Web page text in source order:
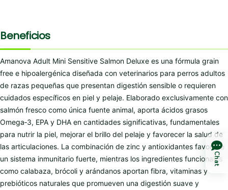
Beneficios
Amanova Adult Mini Sensitive Salmon Deluxe es una fórmula grain
free e hipoalergénica diseñada con veterinarios para perros adultos
de razas pequeñas que presentan digestión sensible o requieren
cuidados específicos en piel y pelaje. Elaborado exclusivamente con
salmón fresco como única fuente animal, aporta ácidos grasos
Omega‑3, EPA y DHA en cantidades significativas, fundamentales
para nutrir la piel, mejorar el brillo del pelaje y favorecer la salud de
las articulaciones. La combinación de zinc y antioxidantes favorece
un sistema inmunitario fuerte, mientras los ingredientes funcionales
como calabaza, brócoli y arándanos aportan fibra, vitaminas y
prebióticos naturales que promueven una digestión suave y
Chat